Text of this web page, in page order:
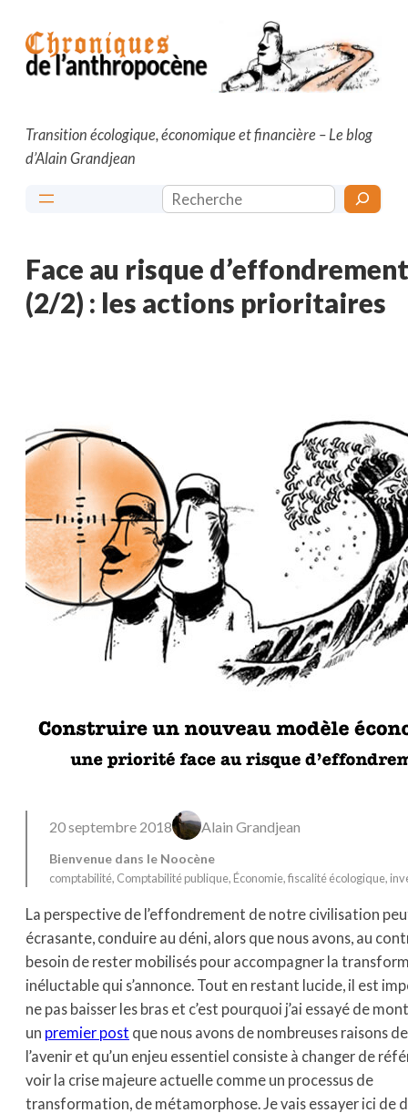
contenu
Transition écologique, économique et financière – Le blog
d’Alain Grandjean
Rechercher
Face au risque d’effondrement
(2/2) : les actions prioritaires
20 septembre 2018 Alain Grandjean
Bienvenue dans le Noocène
comptabilité, Comptabilité publique, Économie, fiscalité écologique,
La perspective de l’effondrement de notre civilisation
écrasante, conduire au déni, alors que nous avons, au
besoin de rester mobilisés pour accompagner la
inéluctable qui s’annonce. Tout en restant lucide, il est
ne pas baisser les bras et c’est pourquoi j’ai essayé de
un premier post que nous avons de nombreuses raisons
l’avenir et qu’un enjeu essentiel consiste à changer de
voir la crise majeure actuelle comme un processus de
transformation, de métamorphose. Je vais essayer ici de